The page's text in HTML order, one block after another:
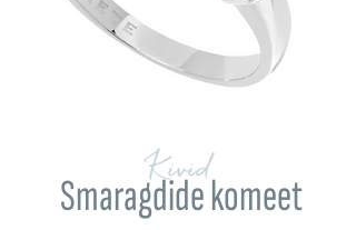
Kivid
Smaragdide komeet